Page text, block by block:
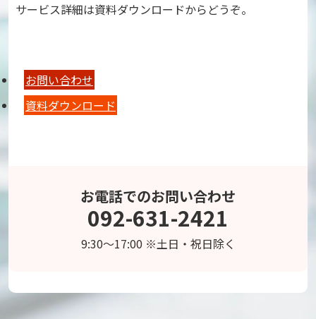
サービス詳細は資料ダウンロードからどうぞ。
お問い合わせ
資料ダウンロード
お電話でのお問い合わせ
092-631-2421
9:30～17:00 ※土日・祝日除く